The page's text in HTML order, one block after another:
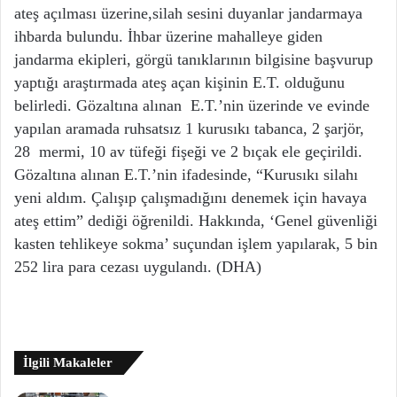
ateş açılması üzerine,silah sesini duyanlar jandarmaya
ihbarda bulundu. İhbar üzerine mahalleye giden
jandarma ekipleri, görgü tanıklarının bilgisine başvurup
yaptığı araştırmada ateş açan kişinin E.T. olduğunu
belirledi. Gözaltına alınan E.T.’nin üzerinde ve evinde
yapılan aramada ruhsatsız 1 kurusıkı tabanca, 2 şarjör,
28 mermi, 10 av tüfeği fişeği ve 2 bıçak ele geçirildi.
Gözaltına alınan E.T.’nin ifadesinde, “Kurusıkı silahı
yeni aldım. Çalışıp çalışmadığını denemek için havaya
ateş ettim” dediği öğrenildi. Hakkında, ‘Genel güvenliği
kasten tehlikeye sokma’ suçundan işlem yapılarak, 5 bin
252 lira para cezası uygulandı. (DHA)
İlgili Makaleler